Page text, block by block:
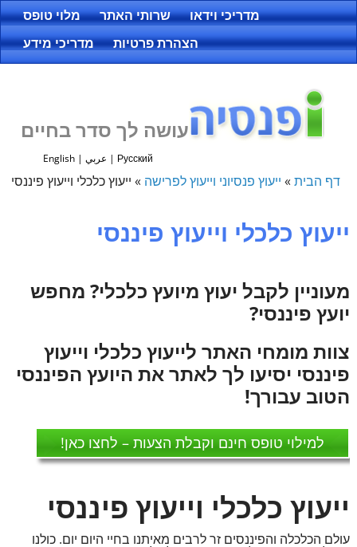
מלוי טופס שרותי האתר
מדריכי וידאו
מדריכי מידע
הצהרת פרטיות
עושה לך סדר בחיים
Русский
| عربي |
English
דף הבית» ייעוץ פנסיוני וייעוץ לפרישה » ייעוץ כלכלי וייעוץ פיננסי
ייעוץ כלכלי וייעוץ פיננסי
מעוניין לקבל יעוץ מיועץ כלכלי? מחפש
יועץ פיננסי?
צוות מומחי האתר לייעוץ כלכלי וייעוץ
פיננסי יסיעו לך לאתר את היועץ הפיננסי
הטוב עבורך!
למילוי טופס חינם וקבלת הצעות – לחצו כאן!
ייעוץ כלכלי וייעוץ פיננסי
עולם הכלכלה והפיננסים זר לרבים מאיתנו בחיי היום יום. כולנו